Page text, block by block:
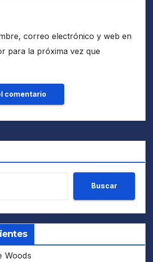
correo electrónico y web en
para la próxima vez que
Buscar
Woods